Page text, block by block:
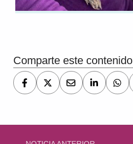
Comparte este contenido
Navegación de entradas